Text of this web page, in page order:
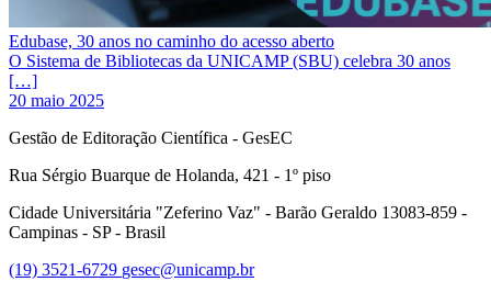
Edubase, 30 anos no caminho do acesso aberto
O Sistema de Bibliotecas da UNICAMP (SBU) celebra 30 anos
[…]
20 maio 2025
Gestão de Editoração Científica - GesEC
Rua Sérgio Buarque de Holanda, 421 - 1º piso
Cidade Universitária "Zeferino Vaz" - Barão Geraldo 13083-859 -
Campinas - SP - Brasil
(19) 3521-6729 gesec@unicamp.br